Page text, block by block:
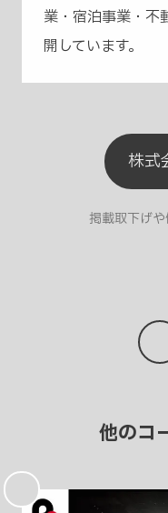
業・宿泊事業・不
開しています。
株式
掲載取下げ
他のコ
気
入